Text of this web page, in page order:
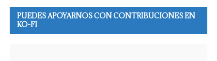
PUEDES APOYARNOS CON CONTRIBUCIONES EN
KO-FI